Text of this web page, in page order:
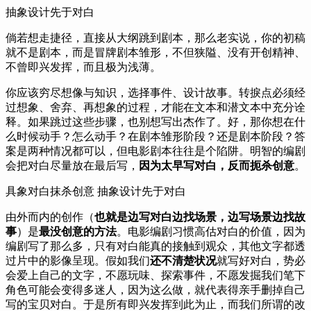
抽象设计先于对白
倘若想走捷径，直接从大纲跳到剧本，那么老实说，你的初稿
就不是剧本，而是冒牌剧本雏形，不但狭隘、没有开创精神、
不曾即兴发挥，而且极为浅薄。
你应该穷尽想像与知识，选择事件、设计故事。转捩点必须经
过想象、舍弃、再想象的过程，才能在文本和潜文本中充分诠
释。如果跳过这些步骤，也别想写出杰作了。好，那你想在什
么时候动手？怎么动手？在剧本雏形阶段？还是剧本阶段？答
案是两种情况都可以，但电影剧本往往是个陷阱。明智的编剧
会把对白尽量放在最后写， 因为太早写对白，反而扼杀创意。
具象对白抹杀创意 抽象设计先于对白
由外而内的创作（也就是边写对白边找场景，边写场景边找故
事）是最没创意的方法。电影编剧习惯高估对白的价值，因为
编剧写了那么多，只有对白能真的接触到观众，其他文字都透
过片中的影像呈现。假如我们还不清楚状况就写好对白，势必
会爱上自己的文字，不愿玩味、探索事件，不愿发掘我们笔下
角色可能会变得多迷人，因为这么做，就代表得亲手删掉自己
写的宝贝对白。于是所有即兴发挥到此为止，而我们所谓的改